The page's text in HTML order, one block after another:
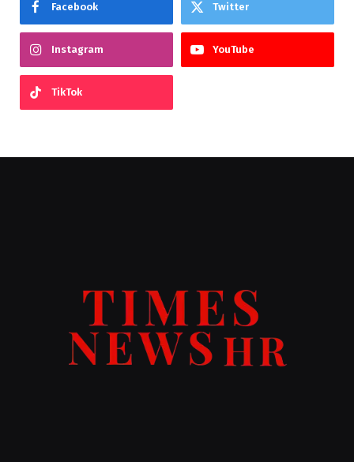
Facebook Twitter
Instagram YouTube
TikTok